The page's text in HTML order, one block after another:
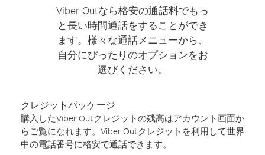
Viber Outなら格安の通話料でもっ
と長い時間通話をすることができ
ます。様々な通話メニューから、
自分にぴったりのオプションをお
選びください。
クレジットパッケージ
購入したViber Outクレジットの残高はアカウント画面か
らご覧になれます。Viber Outクレジットを利用して世界
中の電話番号に格安で通話できます。